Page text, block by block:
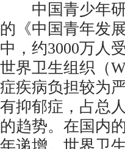
中国青少年研
的《中国青年发
中，约3000万人
世界卫生组织（
症疾病负担较为
有抑郁症，占总
的趋势。在国内